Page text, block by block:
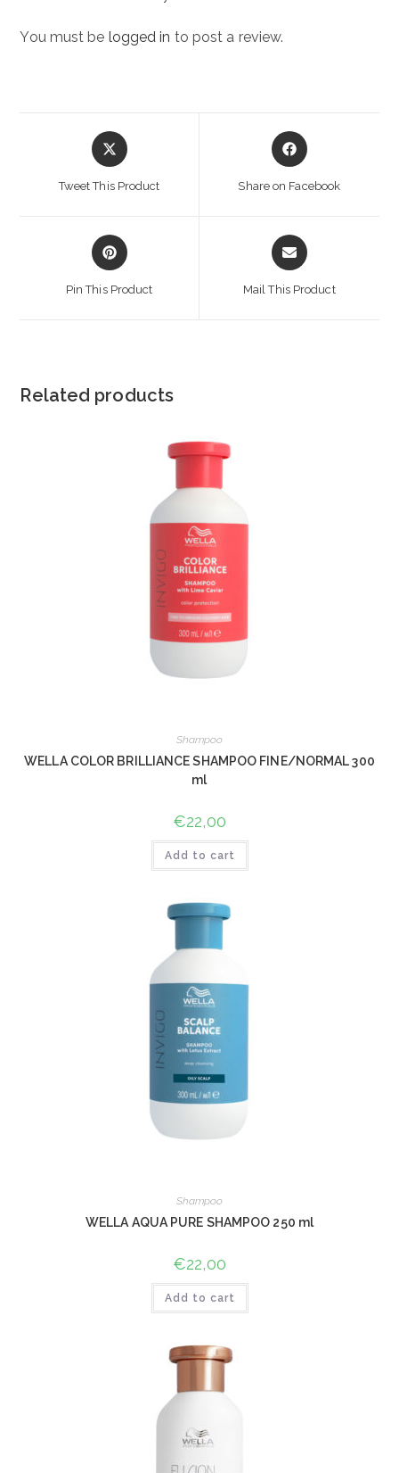
You must be logged in to post a review.
Opens
in
Tweet This Product
Opens
in
Share on Facebook
Opens
in
Pin This Product
Opens
in
Mail This Product
Related products
Shampoo
WELLA COLOR BRILLIANCE SHAMPOO FINE/NORMAL 300
ml
€22,00
Add to cart
Shampoo
WELLA AQUA PURE SHAMPOO 250 ml
€22,00
Add to cart